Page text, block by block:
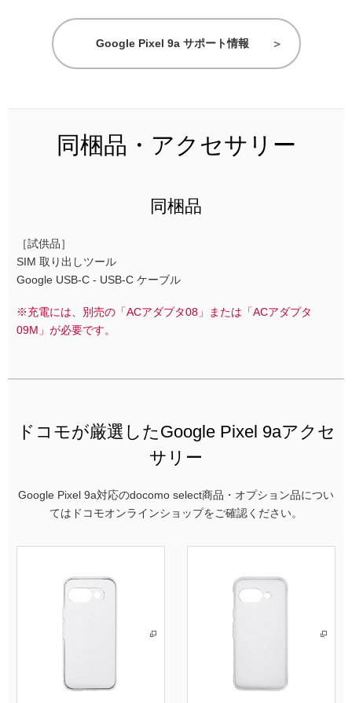
Google Pixel 9a サポート情報
同梱品・アクセサリー
同梱品
［試供品］
SIM 取り出しツール
Google USB-C - USB-C ケーブル
※充電には、別売の「ACアダプタ08」または「ACアダプタ
09M」が必要です。
ドコモが厳選したGoogle Pixel 9aアクセ
サリー
Google Pixel 9a対応のdocomo select商品・オプション品につい
てはドコモオンラインショップをご確認ください。